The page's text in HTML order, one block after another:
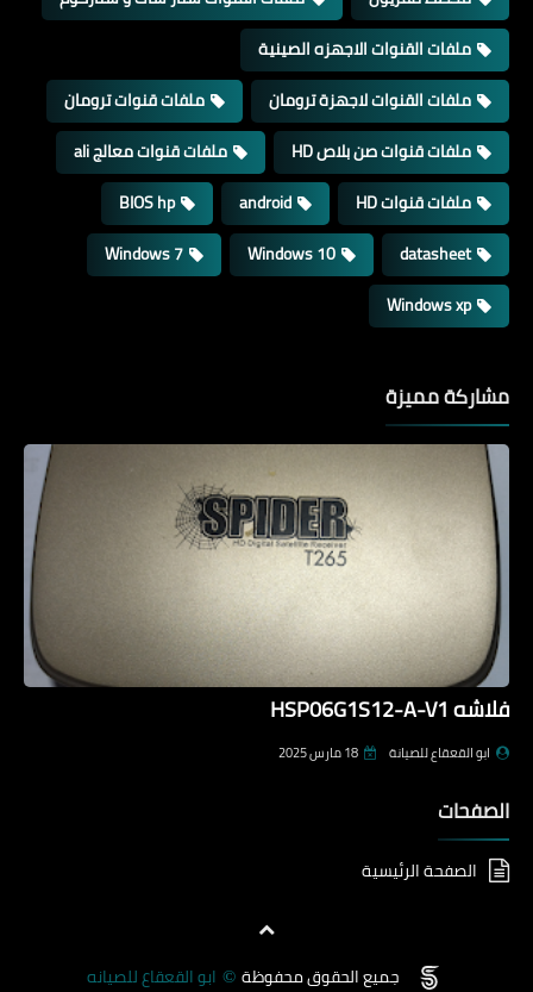
ملفات القنوات الاجهزه الصينية
ملفات القنوات لاجهزة ترومان
ملفات قنوات ترومان
ملفات قنوات صن بلاص HD
ملفات قنوات معالج ali
ملفات قنوات HD
android
BIOS hp
datasheet
Windows 10
Windows 7
Windows xp
مشاركة مميزة
فلاشه HSP06G1S12-A-V1
ابو القعقاع للصيانة 18 مارس 2025
الصفحات
الصفحة الرئيسية
جميع الحقوق محفوظة © ابو القعقاع للصيانه